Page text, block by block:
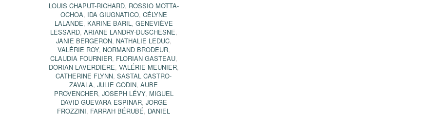
LOUIS CHAPUT-RICHARD, ROSSIO MOTTA-
OCHOA, IDA GIUGNATICO, CÉLYNE
LALANDE, KARINE BARIL , GENEVIÈVE
LESSARD, ARIANE LANDRY-DUSCHESNE,
JANIE BERGERON, NATHALIE LEDUC,
VALÉRIE ROY, NORMAND BRODEUR,
CLAUDIA FOURNIER, FLORIAN GASTEAU,
DORIAN LAVERDIÈRE, VALÉRIE MEUNIER,
CATHERINE FLYNN, SASTAL CASTRO-
ZAVALA, JULIE GODIN, AUBE
PROVENCHER, JOSEPH LÉVY, MIGUEL
DAVID GUEVARA ESPINAR, JORGE
FROZZINI, FARRAH BÉRUBÉ, DANIEL